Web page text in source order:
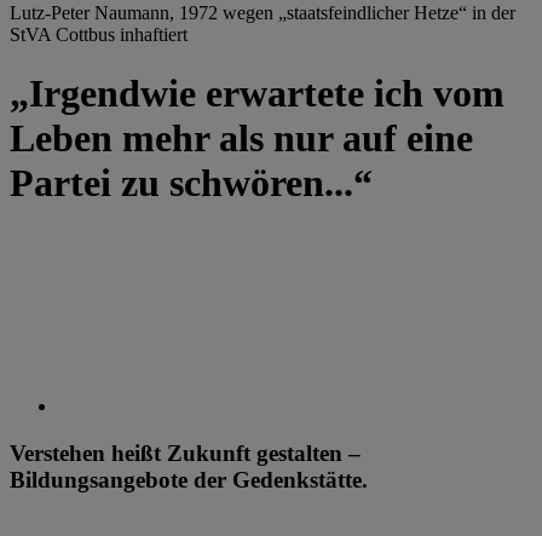
Lutz-Peter Naumann, 1972 wegen „staatsfeindlicher Hetze“ in der
StVA Cottbus inhaftiert
„Irgendwie erwartete ich vom
Leben mehr als nur auf eine
Partei zu schwören...“
Verstehen heißt Zukunft gestalten –
Bildungsangebote der Gedenkstätte.